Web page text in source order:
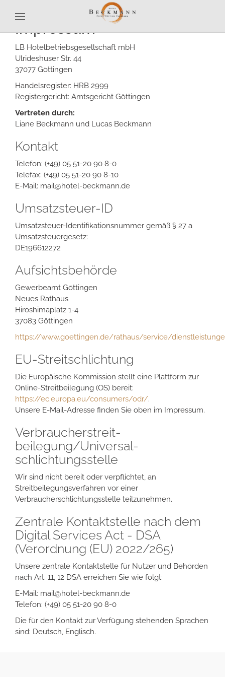
Impressum
LB Hotelbetriebsgesellschaft mbH
Ulrideshuser Str. 44
37077 Göttingen
Handelsregister: HRB 2999
Registergericht: Amtsgericht Göttingen
Vertreten durch:
Liane Beckmann und Lucas Beckmann
Kontakt
Telefon: (+49) 05 51-20 90 8-0
Telefax: (+49) 05 51-20 90 8-10
E-Mail: mail@hotel-beckmann.de
Umsatzsteuer-ID
Umsatzsteuer-Identifikationsnummer gemäß § 27 a
Umsatzsteuergesetz:
DE196612272
Aufsichtsbehörde
Gewerbeamt Göttingen
Neues Rathaus
Hiroshimaplatz 1-4
37083 Göttingen
https://www.goettingen.de/rathaus/service/
EU-Streitschlichtung
Die Europäische Kommission stellt eine Plattform zur
Online-Streitbeilegung (OS) bereit:
https://ec.europa.eu/consumers/odr/.
Unsere E-Mail-Adresse finden Sie oben im Impressum.
Verbraucher­streit­
beilegung/Universal­
schlichtungs­stelle
Wir sind nicht bereit oder verpflichtet, an
Streitbeilegungsverfahren vor einer
Verbraucherschlichtungsstelle teilzunehmen.
Zentrale Kontaktstelle nach dem
Digital Services Act - DSA
(Verordnung (EU) 2022/265)
Unsere zentrale Kontaktstelle für Nutzer und Behörden
nach Art. 11, 12 DSA erreichen Sie wie folgt:
E-Mail: mail@hotel-beckmann.de
Telefon: (+49) 05 51-20 90 8-0
Die für den Kontakt zur Verfügung stehenden Sprachen
sind: Deutsch, Englisch.